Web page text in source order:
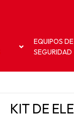
EQUIPOS DE
SEGURIDAD
KIT DE